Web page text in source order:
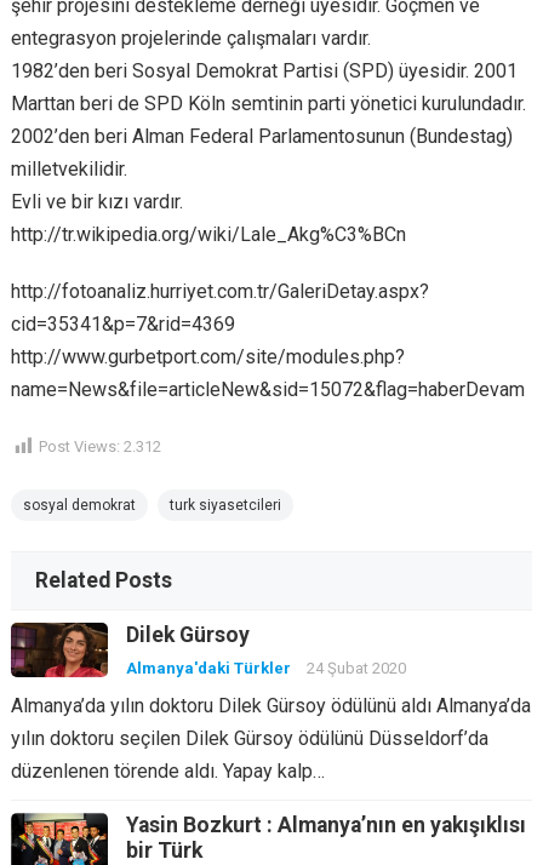
şehir projesini destekleme derneği üyesidir. Göçmen ve
entegrasyon projelerinde çalışmaları vardır.
1982’den beri Sosyal Demokrat Partisi (SPD) üyesidir. 2001
Marttan beri de SPD Köln semtinin parti yönetici kurulundadır.
2002’den beri Alman Federal Parlamentosunun (Bundestag)
milletvekilidir.
Evli ve bir kızı vardır.
http://tr.wikipedia.org/wiki/Lale_Akg%C3%BCn
http://fotoanaliz.hurriyet.com.tr/GaleriDetay.aspx?
cid=35341&p=7&rid=4369
http://www.gurbetport.com/site/modules.php?
name=News&file=articleNew&sid=15072&flag=haberDevam
Post Views: 2.312
sosyal demokrat turk siyasetcileri
Related Posts
Dilek Gürsoy
Almanya'daki Türkler 24 Şubat 2020
Almanya’da yılın doktoru Dilek Gürsoy ödülünü aldı Almanya’da
yılın doktoru seçilen Dilek Gürsoy ödülünü Düsseldorf’da
düzenlenen törende aldı. Yapay kalp…
Yasin Bozkurt : Almanya’nın en yakışıklısı
bir Türk